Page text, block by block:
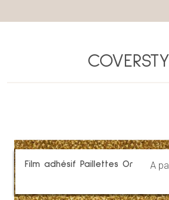
Film adhésif Paillettes Or A